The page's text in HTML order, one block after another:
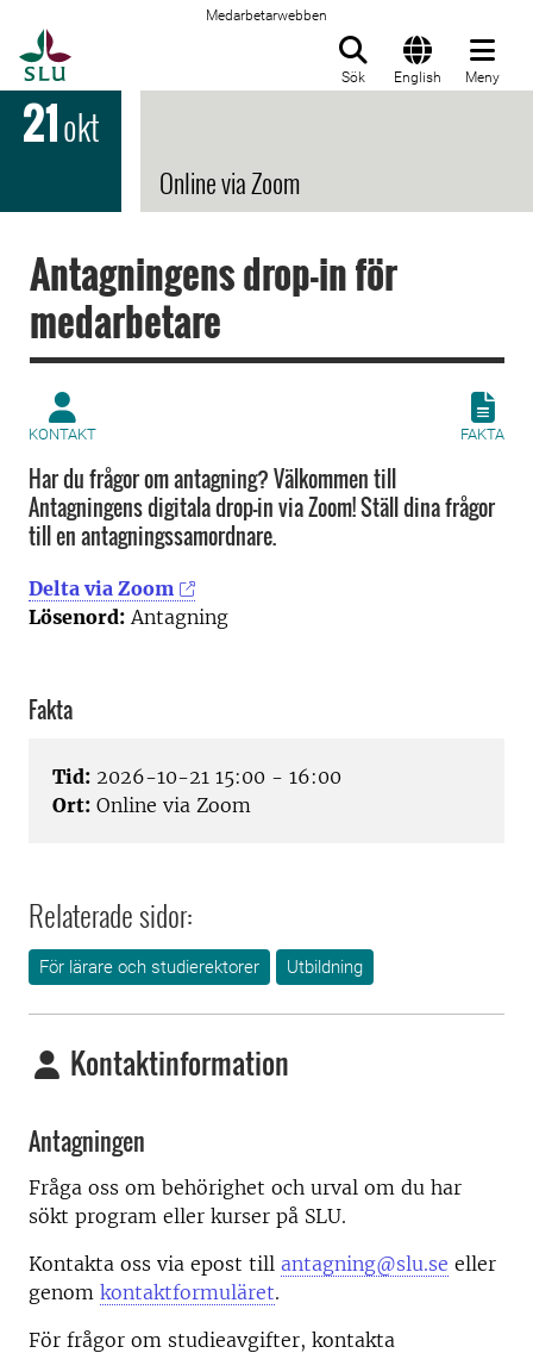
Medarbetarwebben
Sök English Meny
21okt
Online via Zoom
Antagningens drop-in för
medarbetare
KONTAKT FAKTA
Har du frågor om antagning? Välkommen till
Antagningens digitala drop-in via Zoom! Ställ dina frågor
till en antagningssamordnare.
Delta via Zoom
Lösenord: Antagning
Fakta
Tid: 2026-10-21 15:00 - 16:00
Ort: Online via Zoom
Relaterade sidor:
För lärare och studierektorer Utbildning
Kontaktinformation
Antagningen
Fråga oss om behörighet och urval om du har
sökt program eller kurser på SLU.
Kontakta oss via epost till antagning@slu.se eller
genom kontaktformuläret.
För frågor om studieavgifter, kontakta